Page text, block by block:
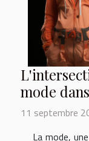
mode
11 septembre
La mode,